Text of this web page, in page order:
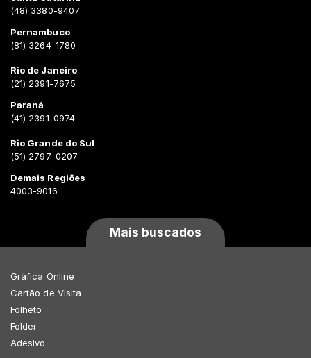
(48) 3380-9407
Pernambuco
(81) 3264-1780
Rio de Janeiro
(21) 2391-7675
Paraná
(41) 2391-0974
Rio Grande do Sul
(51) 2797-0207
Demais Regiões
4003-9016
Mais buscados
Gráfica Online
Cartão de Visita
Folheto
Folder
Adesivo